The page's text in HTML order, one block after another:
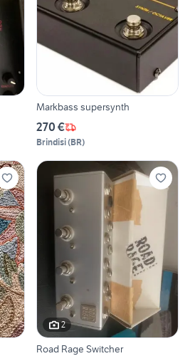
Markbass supersynth
270 €
Brindisi(BR)
2
Road Rage Switcher